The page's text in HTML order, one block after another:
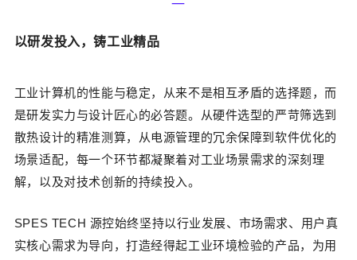
以研发投入，铸工业精品
工业计算机的性能与稳定，从来不是相互矛盾的选择题，而
是研发实力与设计匠心的必答题。从硬件选型的严苛筛选到
散热设计的精准测算，从电源管理的冗余保障到软件优化的
场景适配，每一个环节都凝聚着对工业场景需求的深刻理
解，以及对技术创新的持续投入。
SPES TECH 源控始终坚持以行业发展、市场需求、用户真
实核心需求为导向，打造经得起工业环境检验的产品，为用